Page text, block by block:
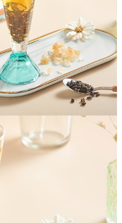
人資訊註冊。若發現惡意使用之情形，
用戶之使用額度並採取法律行動。